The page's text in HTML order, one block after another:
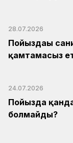
28.07.2026
Пойыздағы
қамтамасыз
24.07.2026
Пойызда
болмайды?